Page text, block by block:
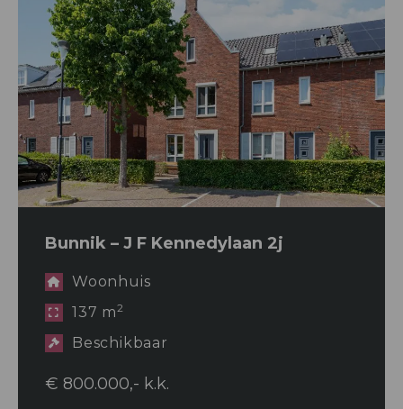
Bunnik – J F Kennedylaan 2j
Woonhuis
137 m2
Beschikbaar
€ 800.000,- k.k.